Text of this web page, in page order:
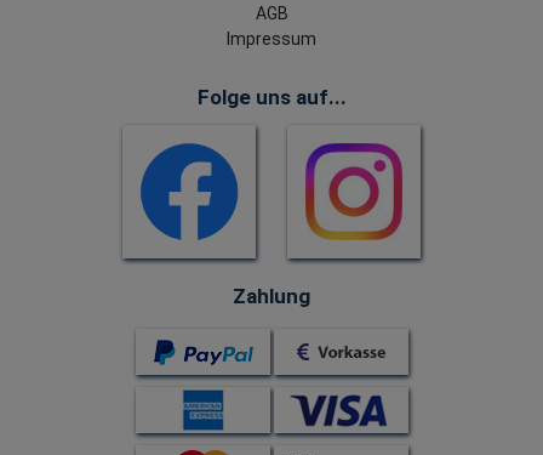
AGB
Impressum
Folge uns auf...
Zahlung